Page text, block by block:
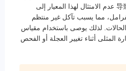
متر للدراجات ciężة). ين导致 عدم الامتثال لهذا المعيار إلى
مما يسبب تآكل غير منتظم
في 30% من الحالات. لذلك يوصى باستخدام مقياس
المثلى أثناء تغيير العجلة أو الفحص